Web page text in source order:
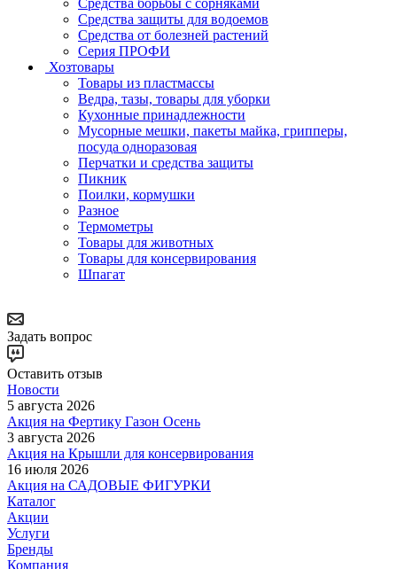
Средства защиты для водоемов
Средства от болезней растений
Серия ПРОФИ
Хозтовары
Товары из пластмассы
Ведра, тазы, товары для уборки
Кухонные принадлежности
Мусорные мешки, пакеты майка, грипперы,
посуда одноразовая
Перчатки и средства защиты
Пикник
Поилки, кормушки
Разное
Термометры
Товары для животных
Товары для консервирования
Шпагат
Задать вопрос
Оставить отзыв
Новости
5 августа 2026
Акция на Фертику Газон Осень
3 августа 2026
Акция на Крышли для консервирования
16 июля 2026
Акция на САДОВЫЕ ФИГУРКИ
Каталог
Акции
Услуги
Бренды
Компания